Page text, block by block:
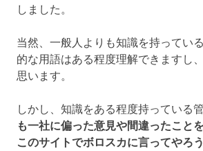
しました。
当然、一般人よりも知識を持ってい
的な用語はある程度理解できますし
思います。
しかし、知識をある程度持っている
も一社に偏った意見や間違ったこと
このサイトでボロスカに言ってやろう